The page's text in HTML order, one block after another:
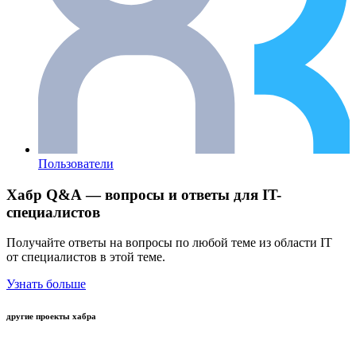
Пользователи
Хабр Q&A — вопросы и ответы для IT-
специалистов
Получайте ответы на вопросы по любой теме из области IT
от специалистов в этой теме.
Узнать больше
другие проекты хабра